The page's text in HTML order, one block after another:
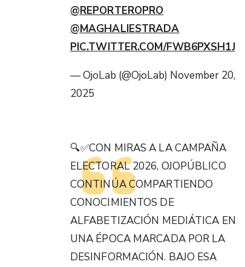
@REPORTEROPRO
@MAGHALIESTRADA
PIC.TWITTER.COM/FWB6PXSH1J
— OjoLab (@OjoLab) November 20,
2025
🔍✅CON MIRAS A LA CAMPAÑA
ELECTORAL 2026, OJOPÚBLICO
CONTINÚA COMPARTIENDO
CONOCIMIENTOS DE
ALFABETIZACIÓN MEDIÁTICA EN
UNA ÉPOCA MARCADA POR LA
DESINFORMACIÓN. BAJO ESA